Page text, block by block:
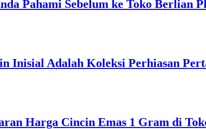
Pahami Sebelum ke Toko Berlian
Inisial Adalah Koleksi Perhiasan
Harga Cincin Emas 1 Gram di